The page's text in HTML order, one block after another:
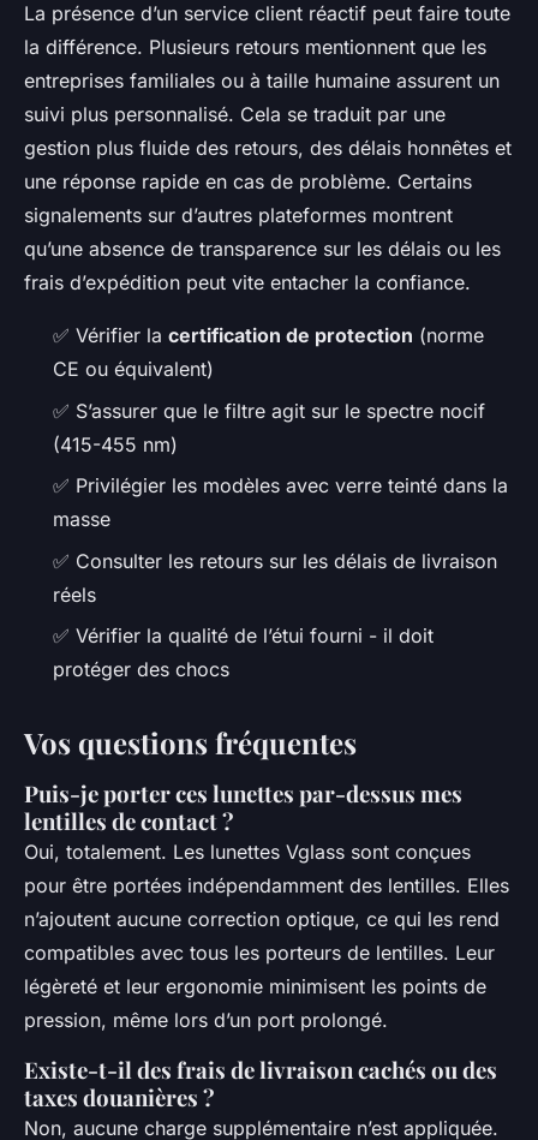
La présence d’un service client réactif peut faire toute
la différence. Plusieurs retours mentionnent que les
entreprises familiales ou à taille humaine assurent un
suivi plus personnalisé. Cela se traduit par une
gestion plus fluide des retours, des délais honnêtes et
une réponse rapide en cas de problème. Certains
signalements sur d’autres plateformes montrent
qu’une absence de transparence sur les délais ou les
frais d’expédition peut vite entacher la confiance.
✅ Vérifier la certification de protection (norme
CE ou équivalent)
✅ S’assurer que le filtre agit sur le spectre nocif
(415-455 nm)
✅ Privilégier les modèles avec verre teinté dans la
masse
✅ Consulter les retours sur les délais de livraison
réels
✅ Vérifier la qualité de l’étui fourni - il doit
protéger des chocs
Vos questions fréquentes
Puis-je porter ces lunettes par-dessus mes
lentilles de contact ?
Oui, totalement. Les lunettes Vglass sont conçues
pour être portées indépendamment des lentilles. Elles
n’ajoutent aucune correction optique, ce qui les rend
compatibles avec tous les porteurs de lentilles. Leur
légèreté et leur ergonomie minimisent les points de
pression, même lors d’un port prolongé.
Existe-t-il des frais de livraison cachés ou des
taxes douanières ?
Non, aucune charge supplémentaire n’est appliquée.